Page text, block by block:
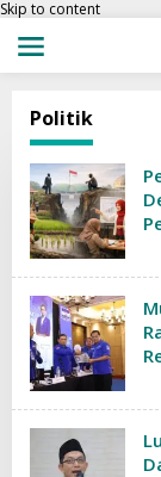
Skip to content
Politik